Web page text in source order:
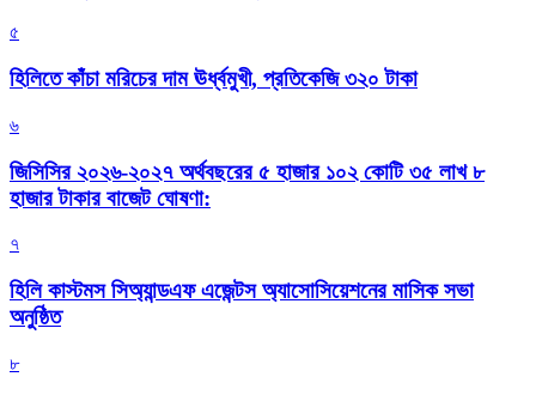
৫
হিলিতে কাঁচা মরিচের দাম ঊর্ধ্বমুখী, প্রতিকেজি ৩২০ টাকা
৬
জিসিসির ২০২৬-২০২৭ অর্থবছরের ৫ হাজার ১০২ কোটি ৩৫ লাখ ৮
হাজার টাকার বাজেট ঘোষণা:
৭
হিলি কাস্টমস সিঅ্যান্ডএফ এজেন্টস অ্যাসোসিয়েশনের মাসিক সভা
অনুষ্ঠিত
৮